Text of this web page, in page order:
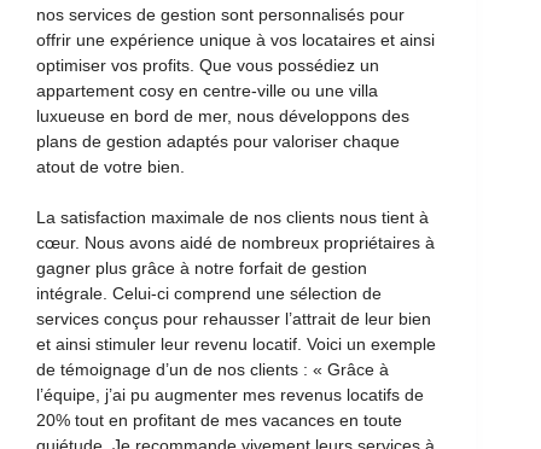
nos services de gestion sont personnalisés pour
offrir une expérience unique à vos locataires et ainsi
optimiser vos profits. Que vous possédiez un
appartement cosy en centre-ville ou une villa
luxueuse en bord de mer, nous développons des
plans de gestion adaptés pour valoriser chaque
atout de votre bien.
La satisfaction maximale de nos clients nous tient à
cœur. Nous avons aidé de nombreux propriétaires à
gagner plus grâce à notre forfait de gestion
intégrale. Celui-ci comprend une sélection de
services conçus pour rehausser l’attrait de leur bien
et ainsi stimuler leur revenu locatif. Voici un exemple
de témoignage d’un de nos clients : « Grâce à
l’équipe, j’ai pu augmenter mes revenus locatifs de
20% tout en profitant de mes vacances en toute